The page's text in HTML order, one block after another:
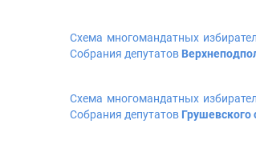
Схема многомандатных
Собрания депутатов
Схема многомандатных
Собрания депутатов Грушевского